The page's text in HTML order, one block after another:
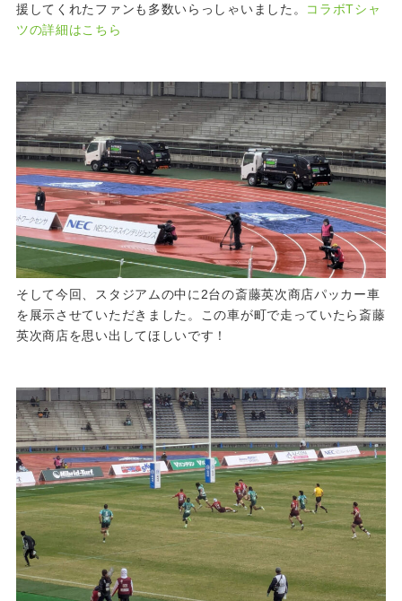
援してくれたファンも多数いらっしゃいました。
コラボTシャ
ツの詳細はこちら
そして今回、スタジアムの中に2台の斎藤英次商店パッカー車
を展示させていただきました。この車が町で走っていたら斎藤
英次商店を思い出してほしいです！